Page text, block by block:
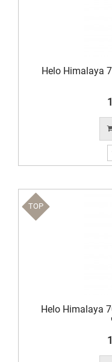
Helo Himalaya
TOP
Helo Himalaya